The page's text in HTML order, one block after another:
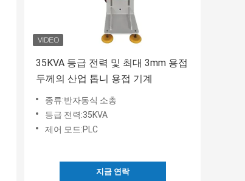
35KVA 등급 전력 및 최대 3mm 용접
두께의 산업 톱니 용접 기계
종류:반자동식 소총
등급 전력:35KVA
제어 모드:PLC
지금 연락